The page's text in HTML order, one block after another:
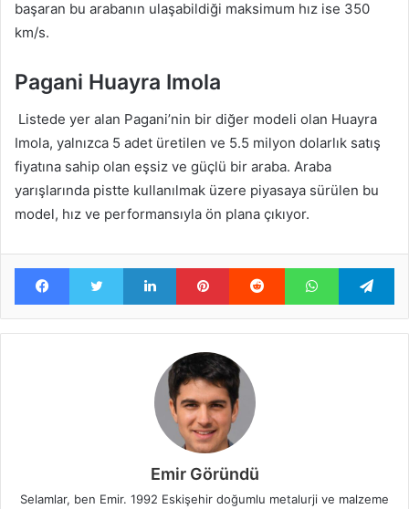
başaran bu arabanın ulaşabildiği maksimum hız ise 350
km/s.
Pagani Huayra Imola
Listede yer alan Pagani’nin bir diğer modeli olan Huayra
Imola, yalnızca 5 adet üretilen ve 5.5 milyon dolarlık satış
fiyatına sahip olan eşsiz ve güçlü bir araba. Araba
yarışlarında pistte kullanılmak üzere piyasaya sürülen bu
model, hız ve performansıyla ön plana çıkıyor.
FacebookTwitter LinkedIn Pinterest Reddit WhatsApp
Emir Göründü
Selamlar, ben Emir. 1992 Eskişehir doğumlu metalurji ve malzeme